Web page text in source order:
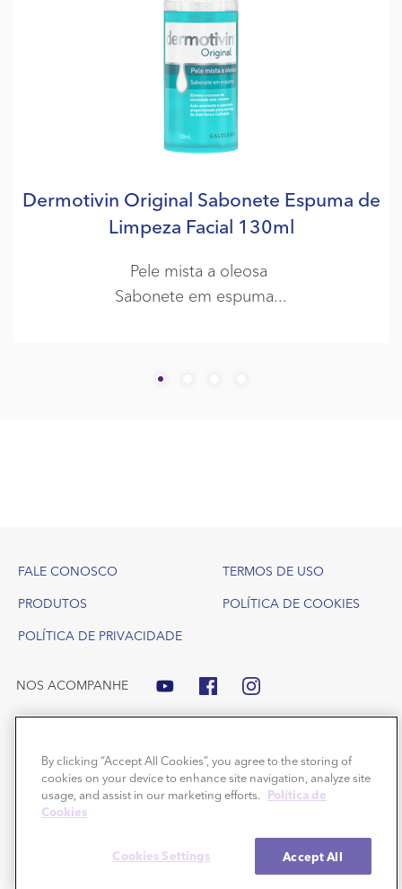
Dermotivin Original Sabonete Espuma de
Limpeza Facial 130ml
Pele mista a oleosa
Sabonete em espuma
Footer
FALE CONOSCO
PRODUTOS
POLÍTICA DE PRIVACIDADE
TERMOS DE USO
POLÍTICA DE COOKIES
NOS ACOMPANHE
Benzac e Dermotivin são marcas comerciais da Galderma SA. Copyright ©
Todos os direitos reservados.
By clicking “Accept All Cookies”, you agree to the storing of
cookies on your device to enhance site navigation, analyze site
usage, and assist in our marketing efforts. Política de
Cookies
Cookies Settings Accept All